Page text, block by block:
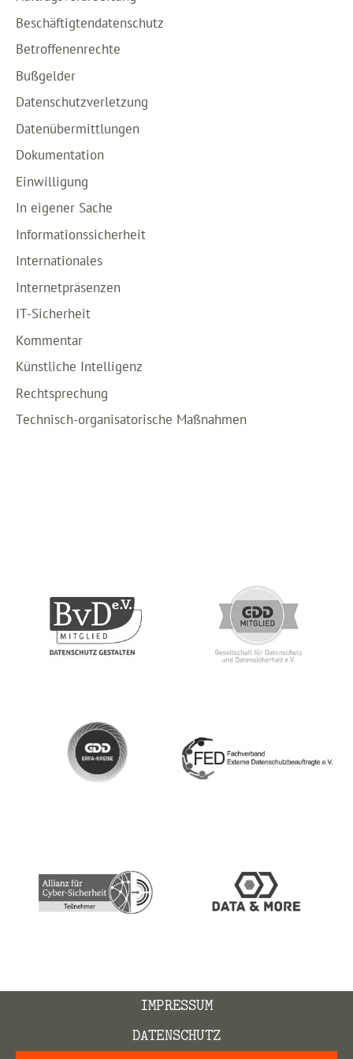
Beschäftigtendatenschutz
Betroffenenrechte
Bußgelder
Datenschutzverletzung
Datenübermittlungen
Dokumentation
Einwilligung
In eigener Sache
Informationssicherheit
Internationales
Internetpräsenzen
IT-Sicherheit
Kommentar
Künstliche Intelligenz
Rechtsprechung
Technisch-organisatorische Maßnahmen
IMPRESSUM
DATENSCHUTZ